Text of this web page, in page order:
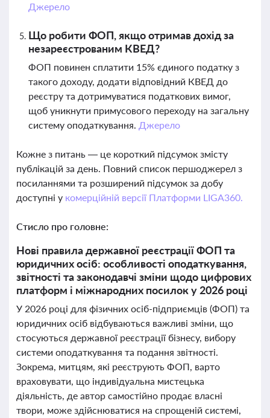
Джерело
Що робити ФОП, якщо отримав дохід за
незареєстрованим КВЕД?
ФОП повинен сплатити 15% єдиного податку з
такого доходу, додати відповідний КВЕД до
реєстру та дотримуватися податкових вимог,
щоб уникнути примусового переходу на загальну
систему оподаткування. Джерело
Кожне з питань — це короткий підсумок змісту
публікацій за день. Повний список першоджерел з
посиланнями та розширений підсумок за добу
доступні у комерційній версії Платформи LIGA360.
Стисло про головне:
Нові правила державної реєстрації ФОП та
юридичних осіб: особливості оподаткування,
звітності та законодавчі зміни щодо цифрових
платформ і міжнародних посилок у 2026 році
У 2026 році для фізичних осіб-підприємців (ФОП) та
юридичних осіб відбуваються важливі зміни, що
стосуються державної реєстрації бізнесу, вибору
системи оподаткування та подання звітності.
Зокрема, митцям, які реєструють ФОП, варто
враховувати, що індивідуальна мистецька
діяльність, де автор самостійно продає власні
твори, може здійснюватися на спрощеній системі,